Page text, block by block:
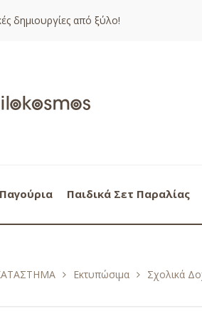
δημιουργίες από ξύλο!
Παιδικά Σετ Παραλίας
Εκτυπώσιμα Σχολικά